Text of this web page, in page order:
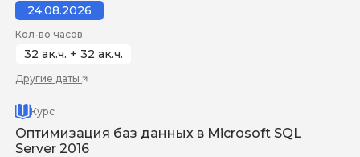
24.08.2026
Кол-во часов
32 ак.ч. + 32 ак.ч.
Другие даты
Курс
Оптимизация баз данных в Microsoft SQL
Server 2016